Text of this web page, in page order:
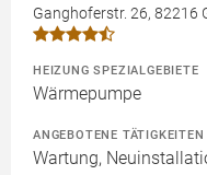
Ganghoferstr. 26, 82216
HEIZUNG SPEZIALGEBIETE
Wärmepumpe
ANGEBOTENE TÄTIGKEITEN
Wartung,